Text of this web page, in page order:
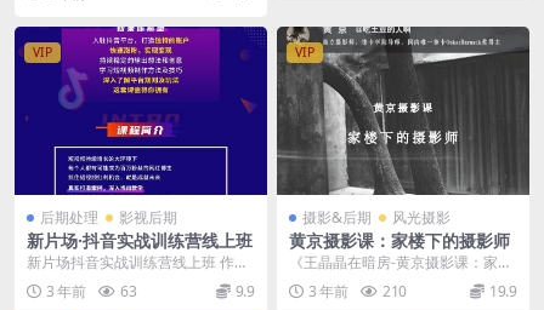
VIP
后期处理 影视后期
新片场·抖音实战训练营线上班
新片场抖音实战训练营线上班 作者
: 游戏资源大魔王 ...
3 年前 63 9.9
VIP
摄影&后期 风光摄影
黄京摄影课：家楼下的摄影师
《王晶晶在暗房-黄京摄影课：家楼
下的摄影师》 王晶晶在暗房-黄京摄
影课：家楼下的...
3 年前 210 19.9